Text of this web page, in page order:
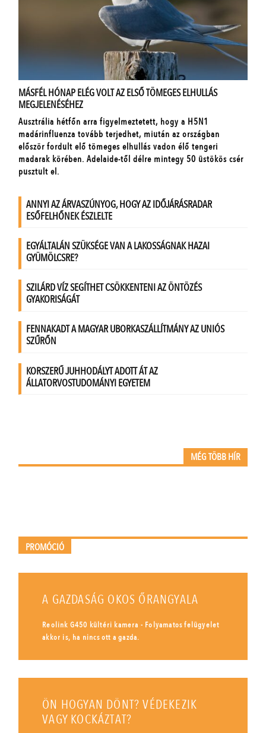
MÉG TÖBB HÍR
PROMÓCIÓ
A GAZDASÁG OKOS ŐRANGYALA
Reolink G450 kültéri kamera - Folyamatos felügyelet
akkor is, ha nincs ott a gazda.
ÖN HOGYAN DÖNT? VÉDEKEZIK
VAGY KOCKÁZTAT?